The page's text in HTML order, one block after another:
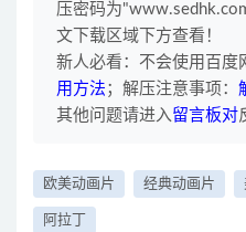
压密码为
文下载区域下方查看！
新人必看：不会使用百度
用方法 ；解压注意事项：
其他问题请进入留言板对
欧美动画片 经典动画片
阿拉丁